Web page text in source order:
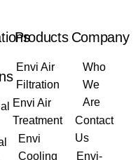
Products
Envi Air
Filtration
Envi Air
Treatment
Envi
Cooling
Company
Who
We
Are
Contact
Us
Envi-